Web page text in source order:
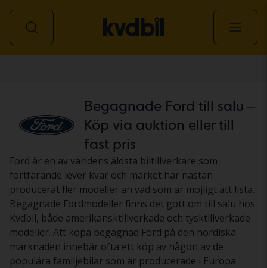
Begagnade Ford till salu –
Köp via auktion eller till
fast pris
Ford är en av världens äldsta biltillverkare som
fortfarande lever kvar och märket har nästan
producerat fler modeller än vad som är möjligt att lista.
Begagnade Fordmodeller finns det gott om till salu hos
Kvdbil, både amerikansktillverkade och tysktillverkade
modeller. Att köpa begagnad Ford på den nordiska
marknaden innebär ofta ett köp av någon av de
populära familjebilar som är producerade i Europa.